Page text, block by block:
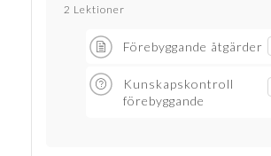
2 Lektioner
Förebyggande åtgärder
Kunskapskontroll
förebyggande